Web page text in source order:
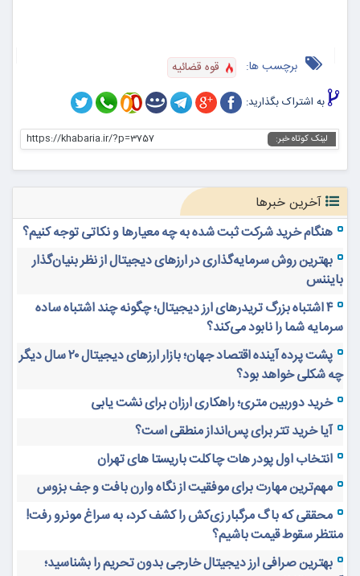
برچسب ها: قوه قضائیه
به اشتراک بگذارید:
لینک کوتاه خبر: https://khabaria.ir/?p=3757
آخرین خبرها
هنگام خرید شرکت ثبت شده به چه معیارها و نکاتی توجه کنیم؟
بهترین روش سرمایه‌گذاری در ارزهای دیجیتال از نظر بنیان‌گذار
بایننس
۴ اشتباه بزرگ تریدرهای ارز دیجیتال؛ چگونه چند اشتباه ساده
سرمایه شما را نابود می‌کند؟
پشت پرده آینده اقتصاد جهان؛ بازار ارزهای دیجیتال ۲۰ سال دیگر
چه شکلی خواهد بود؟
خرید دوربین متری؛ راهکاری ارزان برای نشت یابی
آیا خرید تتر برای پس‌انداز منطقی است؟
انتخاب اول پودر هات چاکلت باریستا های تهران
مهم‌ترین مهارت برای موفقیت از نگاه وارن بافت و جف بزوس
محققی که باگ مرگبار زی‌کش را کشف کرد، به سراغ مونرو رفت!
منتظر سقوط قیمت باشیم؟
بهترین صرافی ارز دیجیتال خارجی بدون تحریم را بشناسید؛